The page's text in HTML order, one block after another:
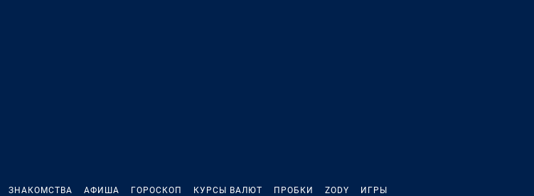
ЗНАКОМСТВА АФИША ГОРОСКОП КУРСЫ ВАЛЮТ ПРОБКИ ZODY ИГРЫ